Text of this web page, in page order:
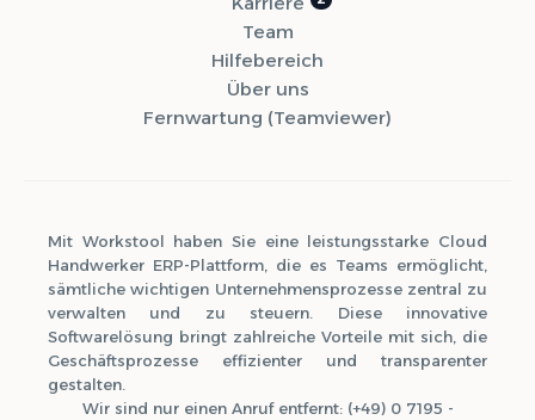
Team
Hilfebereich
Über uns
Fernwartung (Teamviewer)
Mit Workstool haben Sie eine leistungsstarke Cloud
Handwerker ERP-Plattform, die es Teams ermöglicht,
sämtliche wichtigen Unternehmensprozesse zentral zu
verwalten und zu steuern. Diese innovative
Softwarelösung bringt zahlreiche Vorteile mit sich, die
Geschäftsprozesse effizienter und transparenter
gestalten.
Wir sind nur einen Anruf entfernt: (+49) 0 7195 -